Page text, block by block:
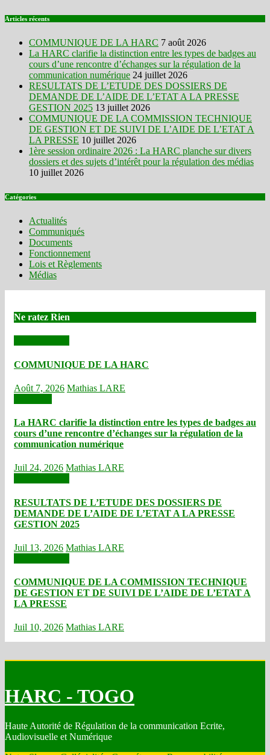
Articles récents
COMMUNIQUE DE LA HARC 7 août 2026
La HARC clarifie la distinction entre les types de badges au
cours d’une rencontre d’échanges sur la régulation de la
communication numérique 24 juillet 2026
RESULTATS DE L’ETUDE DES DOSSIERS DE
DEMANDE DE L’AIDE DE L’ETAT A LA PRESSE
GESTION 2025 13 juillet 2026
COMMUNIQUE DE LA COMMISSION TECHNIQUE
DE GESTION ET DE SUIVI DE L’AIDE DE L’ETAT A
LA PRESSE 10 juillet 2026
1ère session ordinaire 2026 : La HARC planche sur divers
dossiers et des sujets d’intérêt pour la régulation des médias
10 juillet 2026
Catégories
Actualités
Communiqués
Documents
Fonctionnement
Lois et Règlements
Médias
Ne ratez Rien
COMMUNIQUE DE LA HARC
Août 7, 2026 Mathias LARE
La HARC clarifie la distinction entre les types de badges au
cours d’une rencontre d’échanges sur la régulation de la
communication numérique
Juil 24, 2026 Mathias LARE
RESULTATS DE L’ETUDE DES DOSSIERS DE
DEMANDE DE L’AIDE DE L’ETAT A LA PRESSE
GESTION 2025
Juil 13, 2026 Mathias LARE
COMMUNIQUE DE LA COMMISSION TECHNIQUE
DE GESTION ET DE SUIVI DE L’AIDE DE L’ETAT A
LA PRESSE
Juil 10, 2026 Mathias LARE
HARC - TOGO
Haute Autorité de Régulation de la communication Ecrite,
Audiovisuelle et Numérique